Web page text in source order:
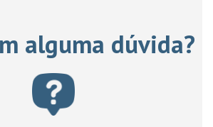
alguma dúvida?